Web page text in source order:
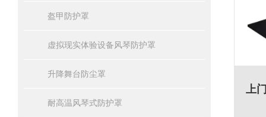
盔甲防护罩
虚拟现实体验设备风琴防护罩
升降舞台防尘罩
耐高温风琴式防护罩